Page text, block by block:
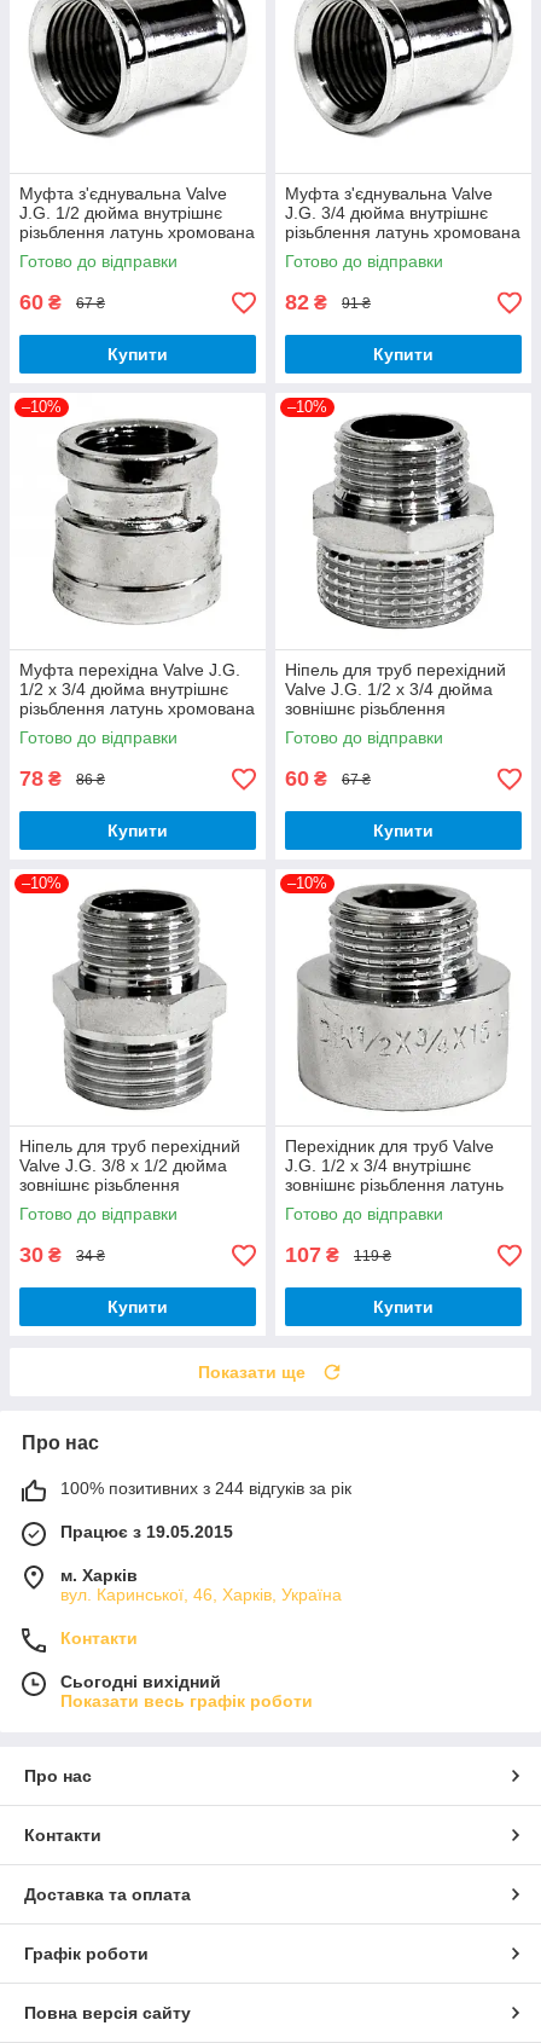
Муфта з'єднувальна Valve
J.G. 1/2 дюйма внутрішнє
різьблення латунь хромована
Готово до відправки
60 ₴ 67 ₴
Купити
Муфта з'єднувальна Valve
J.G. 3/4 дюйма внутрішнє
різьблення латунь хромована
Готово до відправки
82 ₴ 91 ₴
Купити
–10%
Муфта перехідна Valve J.G.
1/2 х 3/4 дюйма внутрішнє
різьблення латунь хромована
Готово до відправки
78 ₴ 86 ₴
Купити
–10%
Ніпель для труб перехідний
Valve J.G. 1/2 х 3/4 дюйма
зовнішнє різьблення
латунний хромований
Готово до відправки
60 ₴ 67 ₴
Купити
–10%
Ніпель для труб перехідний
Valve J.G. 3/8 х 1/2 дюйма
зовнішнє різьблення
латунний хромований
Готово до відправки
30 ₴ 34 ₴
Купити
–10%
Перехідник для труб Valve
J.G. 1/2 х 3/4 внутрішнє
зовнішнє різьблення латунь
хромований
Готово до відправки
107 ₴ 119 ₴
Купити
Показати ще
Про нас
100% позитивних з 244 відгуків за рік
Працює з 19.05.2015
м. Харків
вул. Каринської, 46, Харків, Україна
Контакти
Сьогодні вихідний
Показати весь графік роботи
Про нас
Контакти
Доставка та оплата
Графік роботи
Повна версія сайту